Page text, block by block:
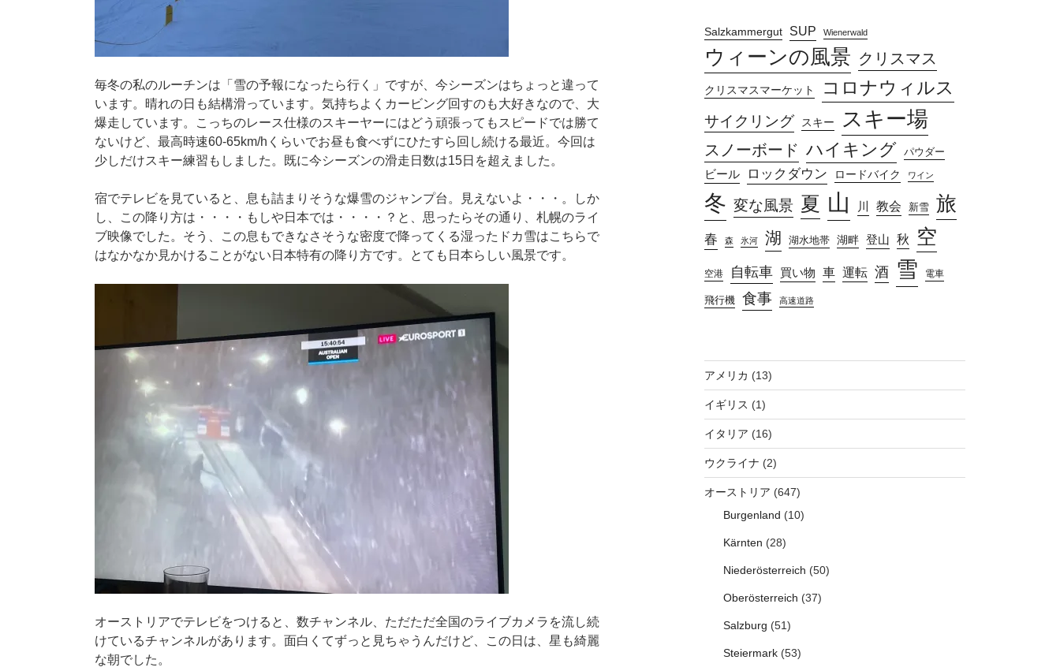
毎冬の私のルーチンは「雪の予報になったら行く」ですが、今シーズンはちょっと違って
います。晴れの日も結構滑っています。気持ちよくカービング回すのも大好きなので、大
爆走しています。こっちのレース仕様のスキーヤーにはどう頑張ってもスピードでは勝て
ないけど、最高時速60-65km/hくらいでお昼も食べずにひたすら回し続ける最近。今回は
少しだけスキー練習もしました。既に今シーズンの滑走日数は15日を超えました。
宿でテレビを見ていると、息も詰まりそうな爆雪のジャンプ台。見えないよ・・・。しか
し、この降り方は・・・・もしや日本では・・・・？と、思ったらその通り、札幌のライ
ブ映像でした。そう、この息もできなさそうな密度で降ってくる湿ったドカ雪はこちらで
はなかなか見かけることがない日本特有の降り方です。とても日本らしい風景です。
オーストリアでテレビをつけると、数チャンネル、ただただ全国のライブカメラを流し続
けているチャンネルがあります。面白くてずっと見ちゃうんだけど、この日は、星も綺麗
な朝でした。
Salzkammergut SUP Wienerwald
ウィーンの風景 クリスマス
クリスマスマーケット コロナウィルス
サイクリング スキー スキー場
スノーボード ハイキング パウダー
ビール ロックダウン ロードバイク ワイン
冬 変な風景 夏 山 川 教会 新雪 旅
春 森 氷河 湖 湖水地帯 湖畔 登山 秋 空
空港 自転車 買い物 車 運転 酒 雪 電車
飛行機 食事 高速道路
アメリカ (13)
イギリス (1)
イタリア (16)
ウクライナ (2)
オーストリア (647)
Burgenland (10)
Kärnten (28)
Niederösterreich (50)
Oberösterreich (37)
Salzburg (51)
Steiermark(53)